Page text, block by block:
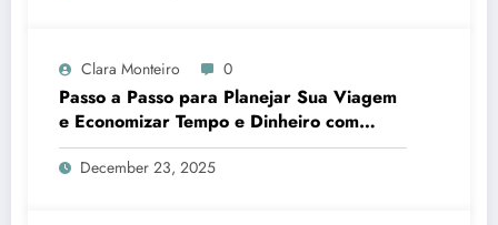
Clara Monteiro 0
Passo a Passo para Planejar Sua Viagem
e Economizar Tempo e Dinheiro com
Dicas Infalíveis
December 23, 2025